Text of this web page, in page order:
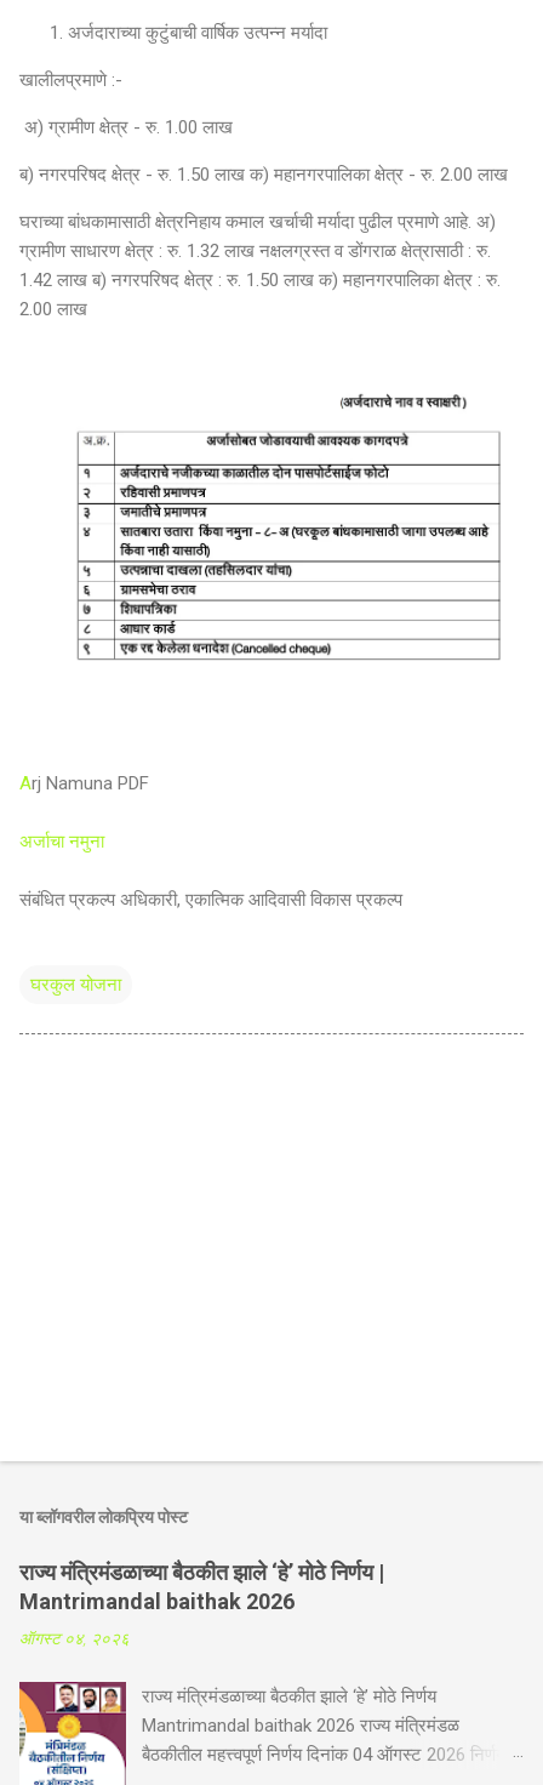
अर्जदाराच्या कुटुंबाची वार्षिक उत्पन्न मर्यादा
खालीलप्रमाणे :-
अ) ग्रामीण क्षेत्र - रु. 1.00 लाख
ब) नगरपरिषद क्षेत्र - रु. 1.50 लाख क) महानगरपालिका क्षेत्र - रु. 2.00 लाख
घराच्या बांधकामासाठी क्षेत्रनिहाय कमाल खर्चाची मर्यादा पुढील प्रमाणे आहे. अ)
ग्रामीण साधारण क्षेत्र : रु. 1.32 लाख नक्षलग्रस्त व डोंगराळ क्षेत्रासाठी : रु.
1.42 लाख ब) नगरपरिषद क्षेत्र : रु. 1.50 लाख क) महानगरपालिका क्षेत्र : रु.
2.00 लाख
Arj Namuna PDF
अर्जाचा नमुना
संबंधित प्रकल्प अधिकारी, एकात्मिक आदिवासी विकास प्रकल्प
घरकुल योजना
या ब्लॉगवरील लोकप्रिय पोस्ट
राज्य मंत्रिमंडळाच्या बैठकीत झाले ‘हे’ मोठे निर्णय |
Mantrimandal baithak 2026
ऑगस्ट ०४, २०२६
राज्य मंत्रिमंडळाच्या बैठकीत झाले ‘हे’ मोठे निर्णय
Mantrimandal baithak 2026 राज्य मंत्रिमंडळ
बैठकीतील महत्त्वपूर्ण निर्णय दिनांक 04 ऑगस्ट 2026 निर्णय